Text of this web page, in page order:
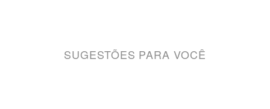
SUGESTÕES PARA VOCÊ